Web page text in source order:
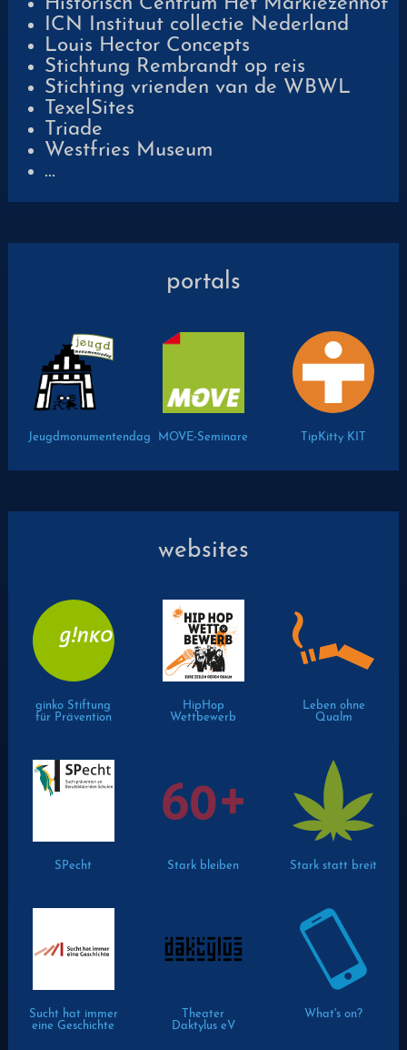
ICN Instituut collectie Nederland
Louis Hector Concepts
Stichtung Rembrandt op reis
Stichting vrienden van de WBWL
TexelSites
Triade
Westfries Museum
...
portals
Jeugdmonumentendag MOVE-Seminare TipKitty KIT
websites
ginko Stiftung
für Prävention
HipHop
Wettbewerb
Leben ohne
Qualm
SPecht Stark bleiben Stark statt breit
Sucht hat immer
eine Geschichte
Theater
Daktylus eV
What's on?